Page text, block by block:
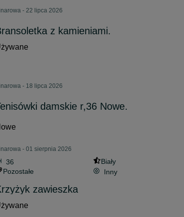
- 22 lipca 2026
z kamieniami.
- 18 lipca 2026
damskie r,36 Nowe.
- 01 sierpnia 2026
36
Biały
Pozostałe
Inny
zawieszka